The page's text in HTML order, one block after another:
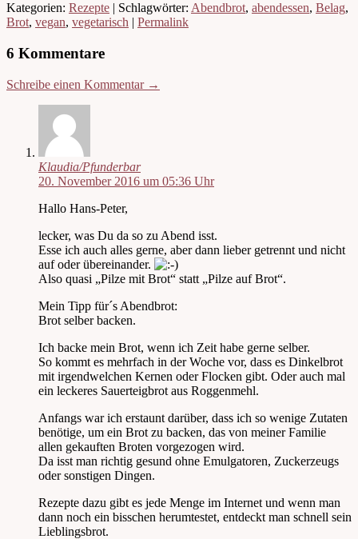
Kategorien: Rezepte | Schlagwörter: Abendbrot, abendessen, Belag,
Brot, vegan, vegetarisch | Permalink
6 Kommentare
Schreibe einen Kommentar →
Klaudia/Pfunderbar
20. November 2016 um 05:36 Uhr
Hallo Hans-Peter,
lecker, was Du da so zu Abend isst.
Esse ich auch alles gerne, aber dann lieber getrennt und nicht
auf oder übereinander.
Also quasi „Pilze mit Brot“ statt „Pilze auf Brot“.
Mein Tipp für´s Abendbrot:
Brot selber backen.
Ich backe mein Brot, wenn ich Zeit habe gerne selber.
So kommt es mehrfach in der Woche vor, dass es Dinkelbrot
mit irgendwelchen Kernen oder Flocken gibt. Oder auch mal
ein leckeres Sauerteigbrot aus Roggenmehl.
Anfangs war ich erstaunt darüber, dass ich so wenige Zutaten
benötige, um ein Brot zu backen, das von meiner Familie
allen gekauften Broten vorgezogen wird.
Da isst man richtig gesund ohne Emulgatoren, Zuckerzeugs
oder sonstigen Dingen.
Rezepte dazu gibt es jede Menge im Internet und wenn man
dann noch ein bisschen herumtestet, entdeckt man schnell sein
Lieblingsbrot.